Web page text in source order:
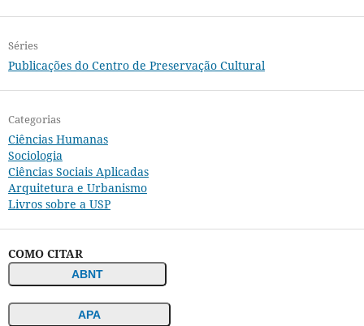
Séries
Publicações do Centro de Preservação Cultural
Categorias
Ciências Humanas
Sociologia
Ciências Sociais Aplicadas
Arquitetura e Urbanismo
Livros sobre a USP
COMO CITAR
ABNT
APA